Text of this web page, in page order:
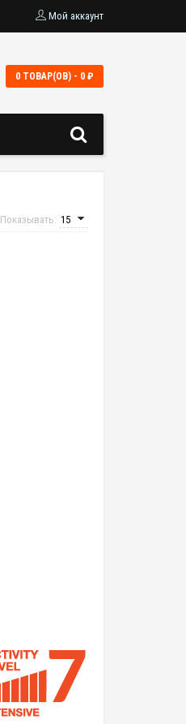
Мой аккаунт
0 ТОВАР(ОВ) - 0 ₽
Показывать: